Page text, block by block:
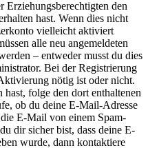
Erziehungsberechtigten den
hast. Wenn dies nicht
vielleicht aktiviert
alle neu angemeldeten
– entweder musst du dies
Bei der Registrierung
nötig ist oder nicht.
folge den dort enthaltenen
ob du deine E-Mail-Adresse
E-Mail von einem Spam-
dir sicher bist, dass deine E-
wurde, dann kontaktiere